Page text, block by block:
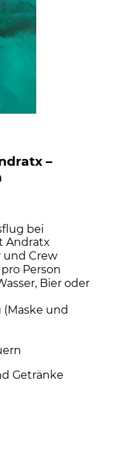
–
bei
Andratx
und Crew
Person
Bier oder
(Maske und
Getränke